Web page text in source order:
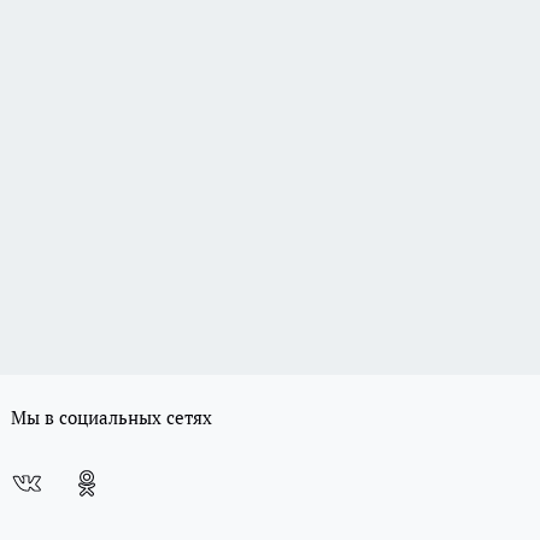
Мы в социальных сетях